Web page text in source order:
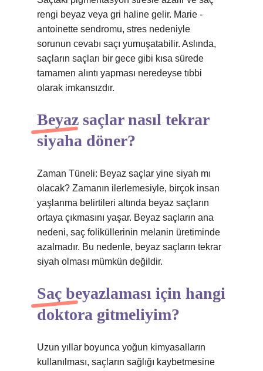
rengi beyaz veya gri haline gelir. Marie -
antoinette sendromu, stres nedeniyle
sorunun cevabı saçı yumuşatabilir. Aslında,
saçların saçları bir gece gibi kısa sürede
tamamen alıntı yapması neredeyse tıbbi
olarak imkansızdır.
Beyaz saçlar nasıl tekrar
siyaha döner?
Zaman Tüneli: Beyaz saçlar yine siyah mı
olacak? Zamanın ilerlemesiyle, birçok insan
yaşlanma belirtileri altında beyaz saçların
ortaya çıkmasını yaşar. Beyaz saçların ana
nedeni, saç foliküllerinin melanin üretiminde
azalmadır. Bu nedenle, beyaz saçların tekrar
siyah olması mümkün değildir.
Saç beyazlaması için hangi
doktora gitmeliyim?
Uzun yıllar boyunca yoğun kimyasalların
kullanılması, saçların sağlığı kaybetmesine